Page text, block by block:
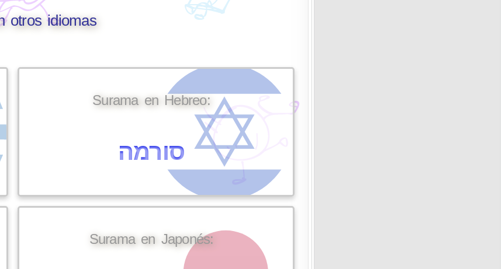
otros idiomas
Surama en Hebreo:
סורמה
Surama en Japonés: